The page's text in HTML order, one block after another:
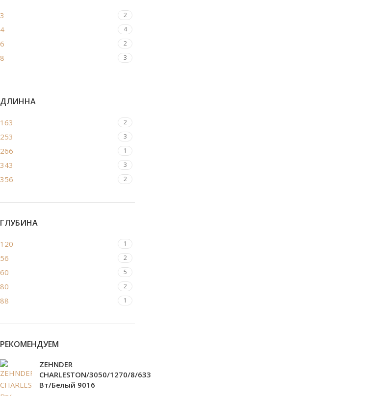
3 2
4 4
6 2
8 3
ДЛИННА
163 2
253 3
266 1
343 3
356 2
ГЛУБИНА
120 1
56 2
60 5
80 2
88 1
РЕКОМЕНДУЕМ
ZEHNDER
CHARLESTON/3050/1270/8/633
Вт/Белый 9016